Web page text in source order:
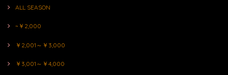
ALL SEASON
~￥2,000
￥2,001～￥3,000
￥3,001～￥4,000